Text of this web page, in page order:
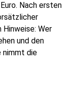
Nach ersten
Wer
und den
nimmt die